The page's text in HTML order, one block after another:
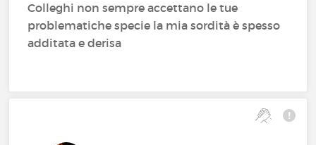
Colleghi non sempre accettano le tue
problematiche specie la mia sordità è spesso
additata e derisa